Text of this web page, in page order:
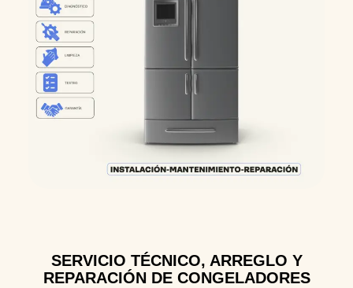
SERVICIO TÉCNICO, ARREGLO Y
REPARACIÓN DE CONGELADORES